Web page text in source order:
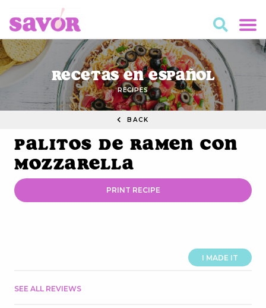
Recetas en Español
RECIPES
BACK
Palitos de Ramen con
Mozzarella
PRINT RECIPE
I MADE IT
SEE ALL REVIEWS